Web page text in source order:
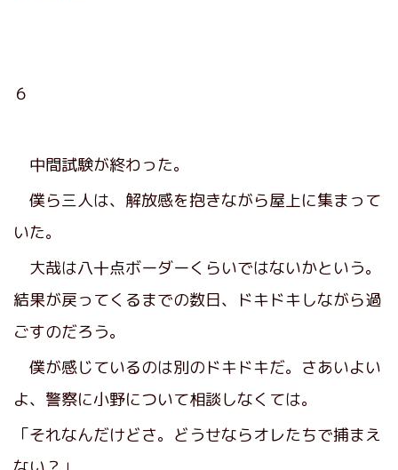
６
中間試験が終わった。
僕ら三人は、解放感を抱きながら屋上に集まって
いた。
大哉は八十点ボーダーくらいではないかという。
結果が戻ってくるまでの数日、ドキドキしながら過
ごすのだろう。
僕が感じているのは別のドキドキだ。さあいよい
よ、警察に小野について相談しなくては。
「それなんだけどさ。どうせならオレたちで捕まえ